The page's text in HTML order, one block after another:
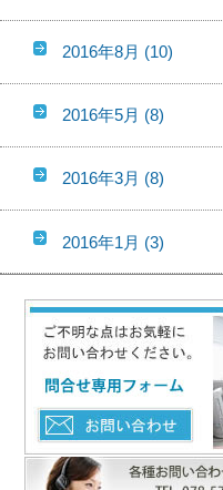
2016年8月 (10)
2016年5月 (8)
2016年3月 (8)
2016年1月 (3)